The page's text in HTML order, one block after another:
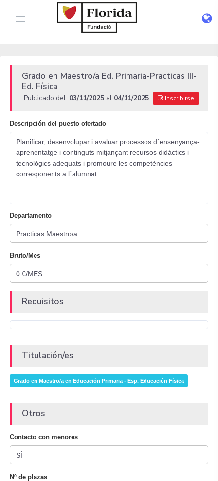
Grado en Maestro/a Ed. Primaria-Practicas III-
Ed. Física
Publicado del: 03/11/2025 al 04/11/2025 Inscribirse
Descripción del puesto ofertado
Planificar, desenvolupar i avaluar processos d´ensenyança-
aprenentatge i continguts mitjançant recursos didàctics i
tecnològics adequats i promoure les competències
corresponents a l´alumnat.
Departamento
Bruto/Mes
Requisitos
Titulación/es
Grado en Maestro/a en Educación Primaria - Esp. Educación Física
Otros
Contacto con menores
Nº de plazas